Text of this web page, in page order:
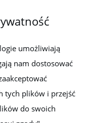
z nowościami i
umożliwiają
nam dostosować
tych plików i przejść
do swoich